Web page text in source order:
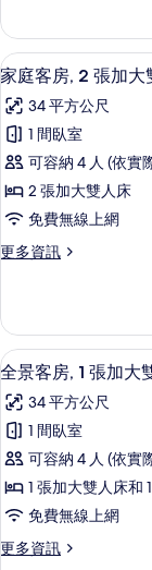
大
雙
人
床
的
所
有
相
片
客
房,
1
張
特
大
人
床
的
詳
情
顯
示
家
庭
客
房,
張
大
雙
人
床,
城
市
景
觀
的
1
家庭客房, 2 張加大
34 平方公尺
1 間臥室
可容納 4 人 (依實
2 張加大雙人床
免費無線上網
更多資訊
更
客
房,
2
加
大
人
床,
城
市
景
顯
示
全
景
客
房,
張
1
全景客房, 1 張加大
34 平方公尺
1 間臥室
可容納 4 人 (依實
1 張加大雙人床和
免費無線上網
更多資訊
更